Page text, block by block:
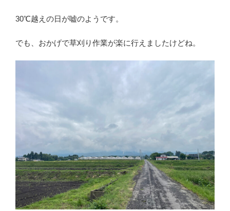
30℃越えの日が嘘のようです。
でも、おかげで草刈り作業が楽に行えましたけどね。